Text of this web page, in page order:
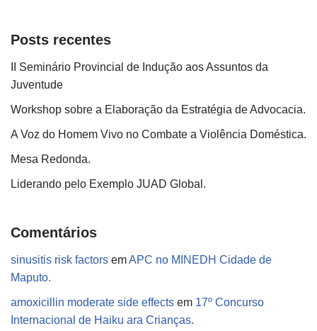
Posts recentes
II Seminário Provincial de Indução aos Assuntos da
Juventude
Workshop sobre a Elaboração da Estratégia de Advocacia.
A Voz do Homem Vivo no Combate a Violência Doméstica.
Mesa Redonda.
Liderando pelo Exemplo JUAD Global.
Comentários
sinusitis risk factors emAPC no MINEDH Cidade de
Maputo.
amoxicillin moderate side effects em 17º Concurso
Internacional de Haiku ara Crianças.